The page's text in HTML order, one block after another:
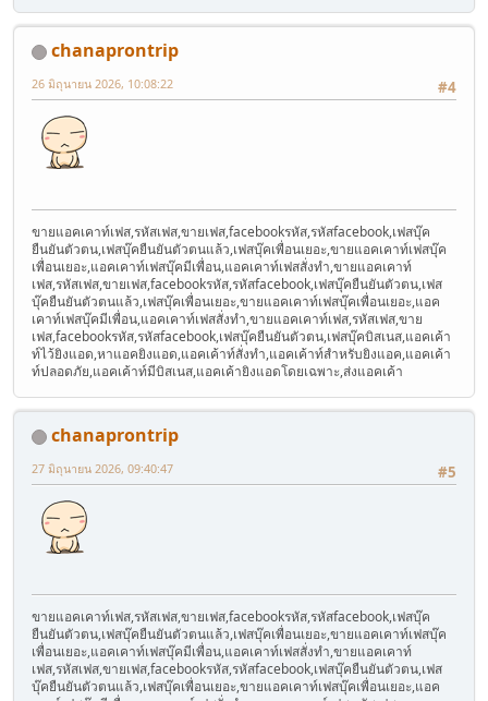
chanaprontrip
#4
26 มิถุนายน 2026, 10:08:22
ขายแอคเคาท์เฟส,รหัสเฟส,ขายเฟส,facebookรหัส,รหัสfacebook,เฟสบุ๊ค
ยืนยันตัวตน,เฟสบุ๊คยืนยันตัวตนแล้ว,เฟสบุ๊คเพื่อนเยอะ,ขายแอคเคาท์เฟสบุ๊ค
เพื่อนเยอะ,แอคเคาท์เฟสบุ๊คมีเพื่อน,แอคเคาท์เฟสสั่งทำ,ขายแอคเคาท์
เฟส,รหัสเฟส,ขายเฟส,facebookรหัส,รหัสfacebook,เฟสบุ๊คยืนยันตัวตน,เฟส
บุ๊คยืนยันตัวตนแล้ว,เฟสบุ๊คเพื่อนเยอะ,ขายแอคเคาท์เฟสบุ๊คเพื่อนเยอะ,แอค
เคาท์เฟสบุ๊คมีเพื่อน,แอคเคาท์เฟสสั่งทำ,ขายแอคเคาท์เฟส,รหัสเฟส,ขาย
เฟส,facebookรหัส,รหัสfacebook,เฟสบุ๊คยืนยันตัวตน,เฟสบุ๊คบิสเนส,แอคเค้า
ท์ไว้ยิงแอด,หาแอคยิงแอด,แอคเค้าท์สั่งทำ,แอคเค้าท์สำหรับยิงแอค,แอคเค้า
ท์ปลอดภัย,แอคเค้าท์มีบิสเนส,แอคเค้ายิงแอดโดยเฉพาะ,ส่งแอคเค้า
chanaprontrip
#5
27 มิถุนายน 2026, 09:40:47
ขายแอคเคาท์เฟส,รหัสเฟส,ขายเฟส,facebookรหัส,รหัสfacebook,เฟสบุ๊ค
ยืนยันตัวตน,เฟสบุ๊คยืนยันตัวตนแล้ว,เฟสบุ๊คเพื่อนเยอะ,ขายแอคเคาท์เฟสบุ๊ค
เพื่อนเยอะ,แอคเคาท์เฟสบุ๊คมีเพื่อน,แอคเคาท์เฟสสั่งทำ,ขายแอคเคาท์
เฟส,รหัสเฟส,ขายเฟส,facebookรหัส,รหัสfacebook,เฟสบุ๊คยืนยันตัวตน,เฟส
บุ๊คยืนยันตัวตนแล้ว,เฟสบุ๊คเพื่อนเยอะ,ขายแอคเคาท์เฟสบุ๊คเพื่อนเยอะ,แอค